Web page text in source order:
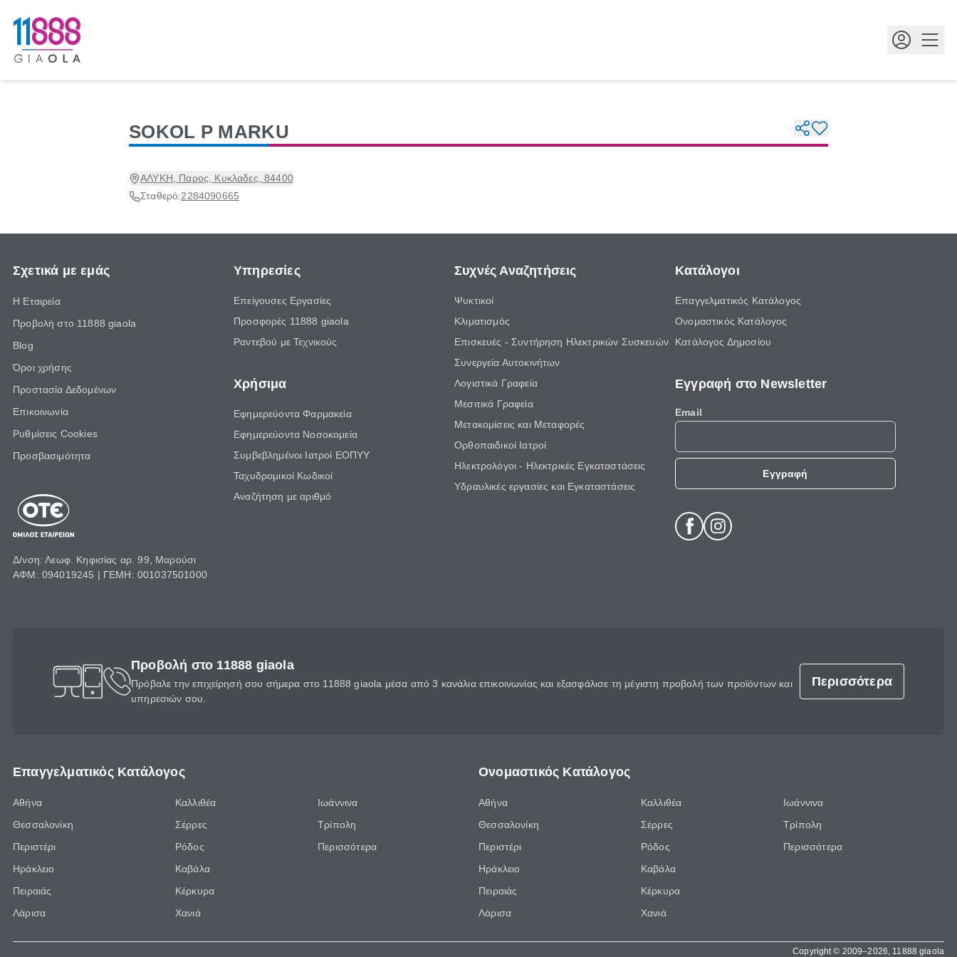
SOKOL P MARKU
ΑΛΥΚΗ, Παρος, Κυκλαδες, 84400
Σταθερό:2284090665
Σχετικά με εμάς
Η Εταιρεία
Προβολή στο 11888 giaola
Blog
Όροι χρήσης
Προστασία Δεδομένων
Επικοινωνία
Ρυθμίσεις Cookies
Προσβασιμότητα
Δ/νση: Λεωφ. Κηφισίας αρ. 99, Μαρούσι
ΑΦΜ: 094019245 | ΓΕΜΗ: 001037501000
Υπηρεσίες
Επείγουσες Εργασίες
Προσφορές 11888 giaola
Ραντεβού με Τεχνικούς
Χρήσιμα
Εφημερεύοντα Φαρμακεία
Εφημερεύοντα Νοσοκομεία
Συμβεβλημένοι Ιατροί ΕΟΠΥΥ
Ταχυδρομικοί Κωδικοί
Αναζήτηση με αριθμό
Συχνές Αναζητήσεις
Ψυκτικοί
Κλιματισμός
Επισκευές - Συντήρηση Ηλεκτρικών Συσκευών
Συνεργεία Αυτοκινήτων
Λογιστικά Γραφεία
Μεσιτικά Γραφεία
Μετακομίσεις και Μεταφορές
Ορθοπαιδικοί Ιατροί
Ηλεκτρολόγοι - Ηλεκτρικές Εγκαταστάσεις
Υδραυλικές εργασίες και Εγκαταστάσεις
Κατάλογοι
Επαγγελματικός Κατάλογος
Ονομαστικός Κατάλογος
Κατάλογος Δημοσίου
Εγγραφή στο Newsletter
Email
Εγγραφή
Προβολή στο 11888 giaola
Πρόβαλε την επιχείρησή σου σήμερα στο 11888 giaola μέσα από 3 κανάλια επικοινωνίας και εξασφάλισε τη μέγιστη προβολή των προϊόντων και
υπηρεσιών σου.
Περισσότερα
Επαγγελματικός Κατάλογος
Αθήνα
Θεσσαλονίκη
Περιστέρι
Ηράκλειο
Πειραιάς
Λάρισα
Καλλιθέα
Σέρρες
Ρόδος
Καβάλα
Κέρκυρα
Χανιά
Ιωάννινα
Τρίπολη
Περισσότερα
Ονομαστικός Κατάλογος
Αθήνα
Θεσσαλονίκη
Περιστέρι
Ηράκλειο
Πειραιάς
Λάρισα
Καλλιθέα
Σέρρες
Ρόδος
Καβάλα
Κέρκυρα
Χανιά
Ιωάννινα
Τρίπολη
Περισσότερα
Copyright © 2009–2026, 11888 giaola